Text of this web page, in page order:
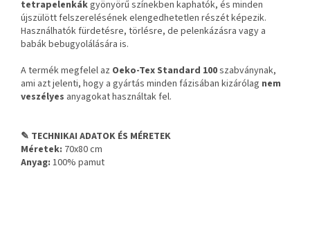
tetrapelenkákgyönyörű színekben kaphatók, és minden
újszülött felszerelésének elengedhetetlen részét képezik.
Használhatók fürdetésre, törlésre, de pelenkázásra vagy a
babák bebugyolálására is.
A termék megfelel az Oeko-Tex Standard 100szabványnak,
ami azt jelenti, hogy a gyártás minden fázisában kizárólag nem
veszélyes anyagokat használtak fel.
✎ TECHNIKAI ADATOK ÉS MÉRETEK
Méretek: 70x80 cm
Anyag: 100% pamut